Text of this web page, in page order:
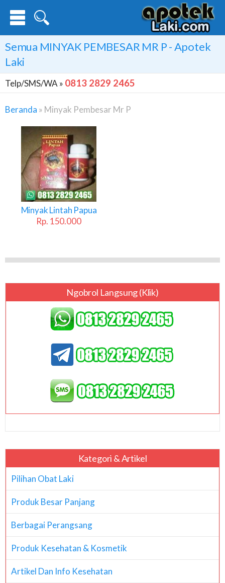
Semua MINYAK PEMBESAR MR P- Apotek
Laki
Telp/SMS/WA » 0813 2829 2465
Beranda » Minyak Pembesar Mr P
Minyak
Pembesar
Minyak Lintah Papua
Rp. 150.000
Ngobrol Langsung (klik)
Kategori & Artikel
Pilihan Obat Laki
Produk Besar Panjang
Berbagai Perangsang
Produk Kesehatan & Kosmetik
Artikel Dan Info Kesehatan